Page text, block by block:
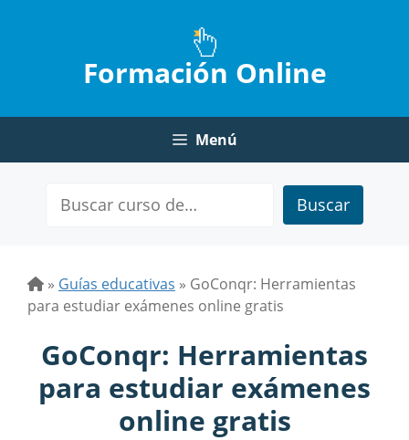
Formación Online
Menú
Buscar
» Guías educativas » GoConqr: Herramientas
para estudiar exámenes online gratis
GoConqr: Herramientas
para estudiar exámenes
online gratis